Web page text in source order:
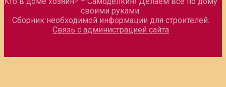
своими руками.
Сборник необходимой информации для строителей.
Связь с администрацией сайта